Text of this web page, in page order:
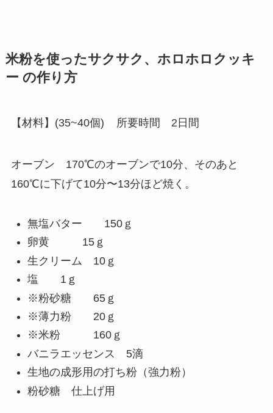
米粉を使ったサクサク、ホロホロクッキ
ー の作り方
【材料】(35~40個) 所要時間 2日間
オーブン 170℃のオーブンで10分、そのあと
160℃に下げて10分〜13分ほど焼く。
無塩バター 150ｇ
卵黄 15ｇ
生クリーム 10ｇ
塩 1ｇ
※粉砂糖 65ｇ
※薄力粉 20ｇ
※米粉 160ｇ
バニラエッセンス 5滴
生地の成形用の打ち粉（強力粉）
粉砂糖 仕上げ用